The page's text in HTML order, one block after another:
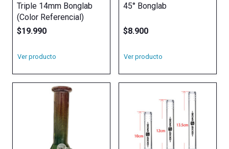
Triple 14mm Bonglab
(Color Referencial)
$19.990
Ver producto
45° Bonglab
$8.900
Ver producto